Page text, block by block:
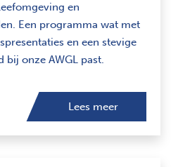
en
Een programma wat met
en een stevige
bij onze AWGL past.
Lees meer